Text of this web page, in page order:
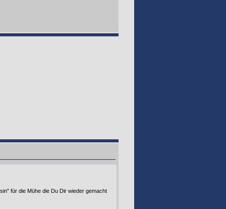
für die Mühe die Du Dir wieder gemacht